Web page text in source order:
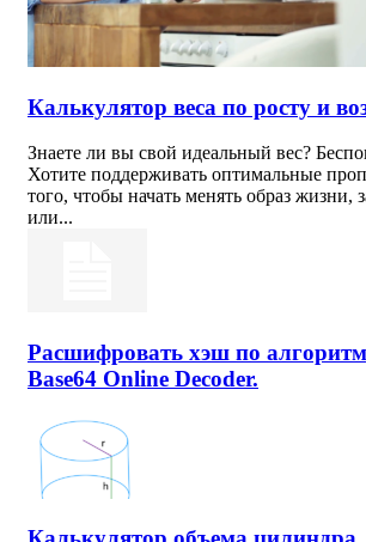
Калькулятор веса по росту и
Знаете ли вы свой идеальный вес?
Хотите поддерживать оптимальные
того, чтобы начать менять образ жизни,
или...
Расшифровать хэш по
Base64 Online Decoder.